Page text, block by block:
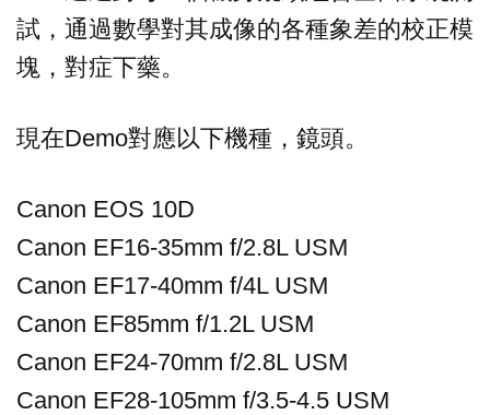
試，通過數學對其成像的各種象差的校正模
塊，對症下藥。
現在Demo對應以下機種，鏡頭。
Canon EOS 10D
Canon EF16-35mm f/2.8L USM
Canon EF17-40mm f/4L USM
Canon EF85mm f/1.2L USM
Canon EF24-70mm f/2.8L USM
Canon EF28-105mm f/3.5-4.5 USM